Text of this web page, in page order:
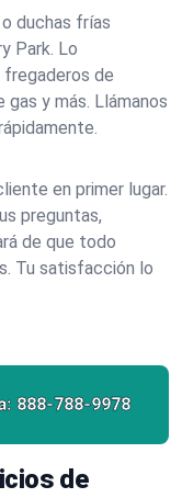
duchas frías
Park. Lo
de
y más. Llámanos
en primer lugar.
preguntas,
de que todo
Tu satisfacción lo
888-788-9978
de